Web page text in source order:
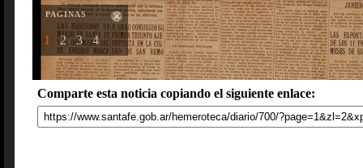
PAGINAS
1 2 3 4
Comparte esta noticia copiando el siguiente enlace: